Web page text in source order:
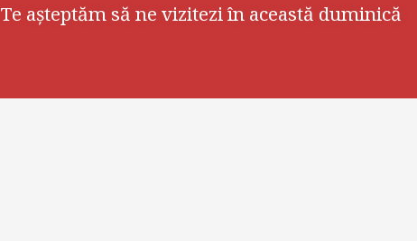
Te așteptăm să ne vizitezi în această duminică